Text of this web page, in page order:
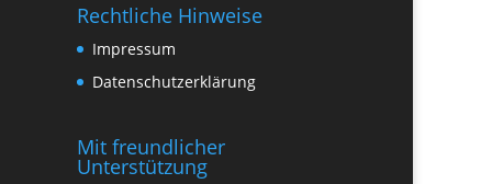
Rechtliche Hinweise
Impressum
Datenschutzerklärung
Mit freundlicher
Unterstützung